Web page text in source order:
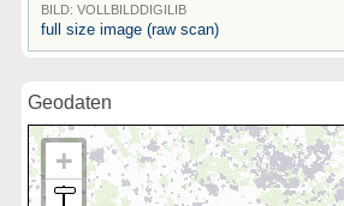
BILD: VOLLBILDDIGILIB
full size image (raw scan)
Geodaten